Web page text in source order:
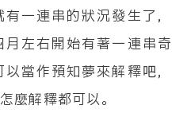
一連串的狀況發生了，
左右開始有著一連串奇
當作預知夢來解釋吧，
麼解釋都可以。